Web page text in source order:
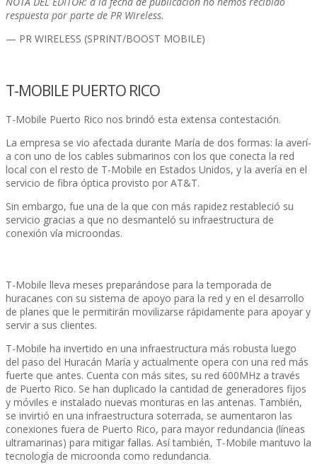
respuesta por parte de PR Wireless.
— PR WIRELESS (SPRINT/BOOST MOBILE)
T-MOBILE PUERTO RICO
T-Mobile Puerto Rico nos brindó esta extensa contestación.
La empresa se vio afectada durante Marí­a de dos formas: la averí­
a con uno de los cables submarinos con los que conecta la red
local con el resto de T-Mobile en Estados Unidos, y la averí­a en el
servicio de fibra óptica provisto por AT&T.
Sin embargo, fue una de la que con más rapidez restableció su
servicio gracias a que no desmanteló su infraestructura de
conexión ví­a microondas.
T-Mobile lleva meses preparándose para la temporada de
huracanes con su sistema de apoyo para la red y en el desarrollo
de planes que le permitirán movilizarse rápidamente para apoyar y
servir a sus clientes.
T-Mobile ha invertido en una infraestructura más robusta luego
del paso del Huracán Marí­a y actualmente opera con una red más
fuerte que antes. Cuenta con más sites, su red 600MHz a través
de Puerto Rico. Se han duplicado la cantidad de generadores fijos
y móviles e instalado nuevas monturas en las antenas. También,
se invirtió en una infraestructura soterrada, se aumentaron las
conexiones fuera de Puerto Rico, para mayor redundancia (lí­neas
ultramarinas) para mitigar fallas. Así­ también, T-Mobile mantuvo la
tecnologí­a de microonda como redundancia.